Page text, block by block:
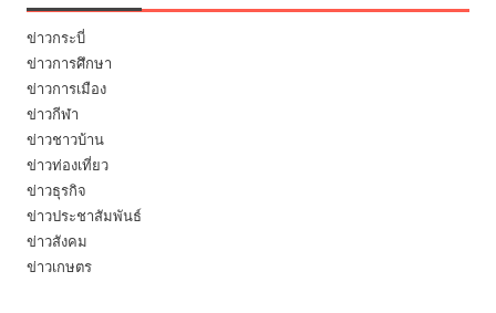
ข่าวกระบี่
ข่าวการศึกษา
ข่าวการเมือง
ข่าวกีฬา
ข่าวชาวบ้าน
ข่าวท่องเที่ยว
ข่าวธุรกิจ
ข่าวประชาสัมพันธ์
ข่าวสังคม
ข่าวเกษตร